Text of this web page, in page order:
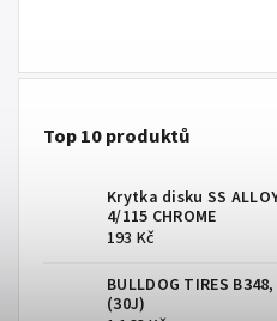
Top 10 produktů
Krytka disku SS
4/115 CHROME
193 Kč
BULLDOG TIRES
(30J)